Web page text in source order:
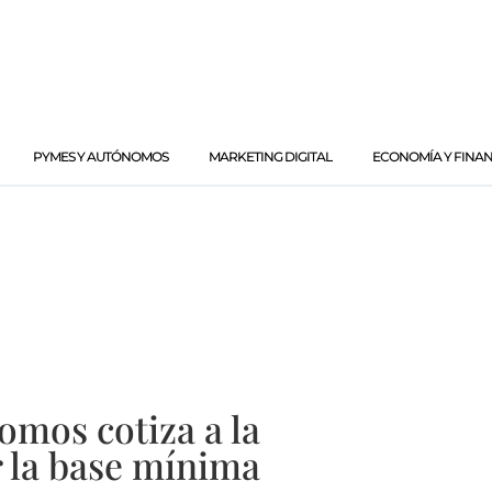
PYMES Y AUTÓNOMOS MARKETING DIGITAL ECONOMÍA Y
cotiza a la
base mínima